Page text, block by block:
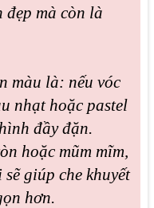
mà còn là
màu là: nếu vóc
nhạt hoặc pastel
đầy đặn.
hoặc mũm mĩm,
giúp che khuyết
hơn.